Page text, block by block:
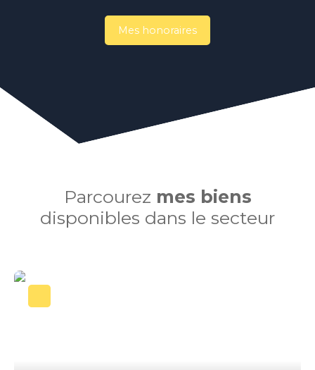
Mes honoraires
Parcourez mes biens
disponibles dans le secteur